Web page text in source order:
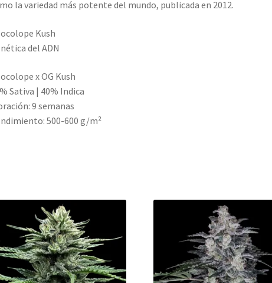
la variedad más potente del mundo, publicada en 2012.
Kush
del ADN
x OG Kush
Sativa | 40% Indica
9 semanas
500-600 g/m²